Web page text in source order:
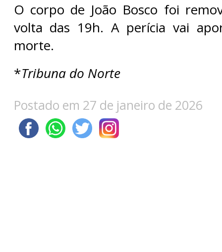
O corpo de João Bosco foi
volta das 19h. A perícia vai
morte.
*Tribuna do Norte
Postado em 27 de janeiro de 2026